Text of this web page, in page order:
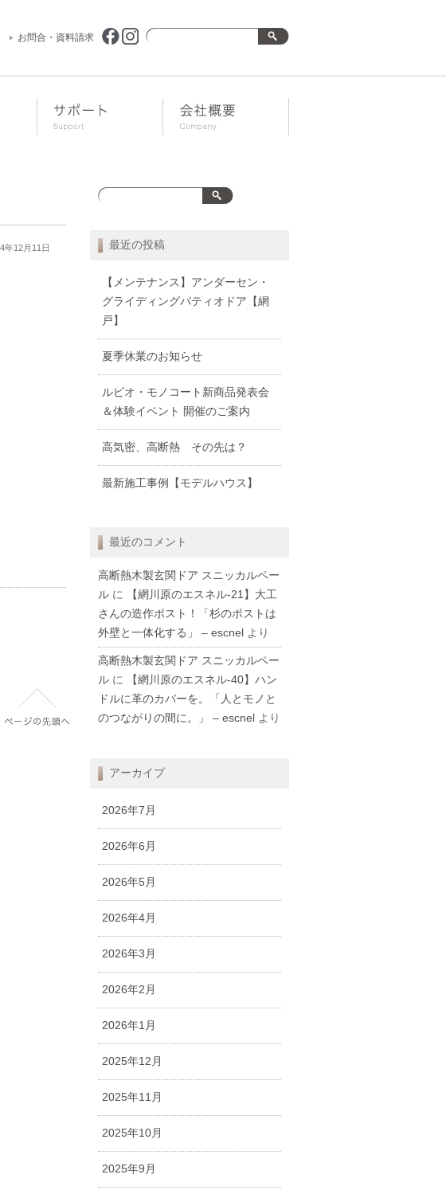
お問合・資料請求
年12月11日 最近の投稿
【メンテナンス】アンダーセン・
グライディングパティオドア【網
戸】
夏季休業のお知らせ
ルビオ・モノコート新商品発表会
＆体験イベント 開催のご案内
高気密、高断熱 その先は？
最新施工事例【モデルハウス】
最近のコメント
高断熱木製玄関ドア スニッカルペー
ル に
【網川原のエスネル‐21】大工
さんの造作ポスト！「杉のポストは
外壁と一体化する」 – escnel
より
高断熱木製玄関ドア スニッカルペー
ル に
【網川原のエスネル‐40】ハン
ドルに革のカバーを。「人とモノと
のつながりの間に。」 – escnel
より
アーカイブ
2026年7月
2026年6月
2026年5月
2026年4月
2026年3月
2026年2月
2026年1月
2025年12月
2025年11月
2025年10月
2025年9月